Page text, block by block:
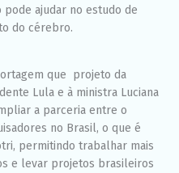
ajudar no estudo de
do cérebro.
que projeto da
Lula e à ministra Luciana
a parceria entre o
no Brasil, o que é
permitindo trabalhar mais
e levar projetos brasileiros